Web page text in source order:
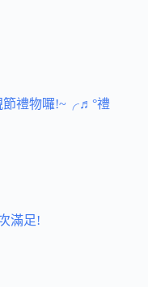
節禮物囉!~╭♬°禮
滿足!